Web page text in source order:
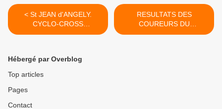
< St JEAN d'ANGELY.
CYCLO-CROSS
Benjamins/Pupilles
RESULTATS DES
COUREURS DU
DEPARTEMENT >
Hébergé par Overblog
Top articles
Pages
Contact